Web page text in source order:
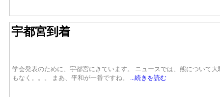
宇都宮到着
学会発表のために、宇都宮にきています。 ニュースでは、熊について
もなく。。。 まあ、平和が一番ですね。
...続きを読む